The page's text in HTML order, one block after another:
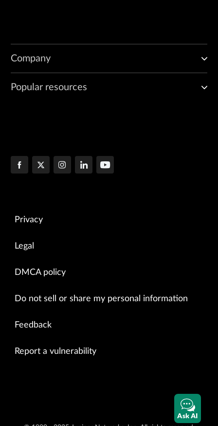
Company
Popular resources
Privacy
Legal
DMCA policy
Do not sell or share my personal information
Feedback
Report a vulnerability
Ask AI